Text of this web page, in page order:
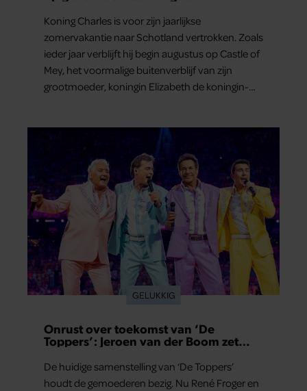
Koning Charles is voor zijn jaarlijkse
zomervakantie naar Schotland vertrokken. Zoals
ieder jaar verblijft hij begin augustus op Castle of
Mey, het voormalige buitenverblijf van zijn
grootmoeder, koningin Elizabeth de koningin-
GELUKKIG
Onrust over toekomst van ‘De
Toppers’: Jeroen van der Boom zet
De huidige samenstelling van ‘De Toppers’
houdt de gemoederen bezig. Nu René Froger en